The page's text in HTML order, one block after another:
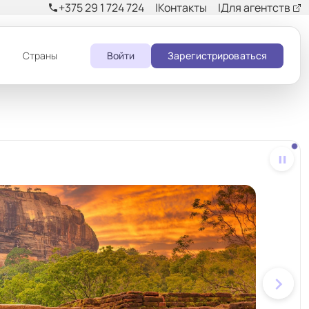
phone+375 29 1 724 724 Контакты Для агентств
Страны Войти Зарегистрироваться
chevron_right
pause